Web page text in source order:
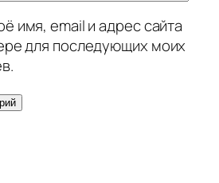
имя, email и адрес сайта
для последующих моих